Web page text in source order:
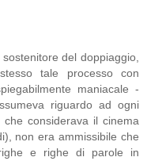
del doppiaggio,
tale processo con
maniacale -
riguardo ad ogni
considerava il cinema
non era ammissibile che
e righe di parole in